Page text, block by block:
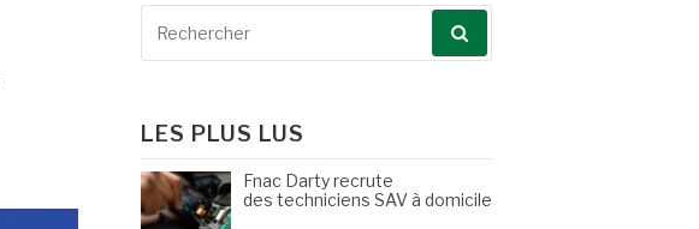
LES PLUS LUS
Fnac Darty recrute
des techniciens SAV à domicile